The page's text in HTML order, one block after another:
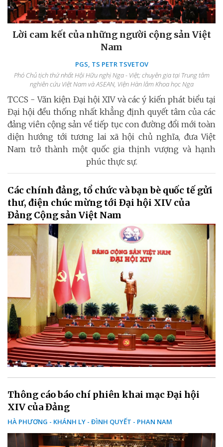
Lời cam kết của những người cộng sản Việt
Nam
PGS, TS PETR TSVETOV
Phó Chủ tịch thứ nhất Hội Hữu nghị Nga - Việt; chuyên gia tại Trung tâm
nghiên cứu Việt Nam và ASEAN, Viện Hàn lâm Khoa học Nga
TCCS - Văn kiện Đại hội XIV và các ý kiến phát biểu tại
Đại hội đều thống nhất khẳng định quyết tâm của các
đảng viên cộng sản về tiếp tục con đường đổi mới toàn
diện hướng tới tương lai xã hội chủ nghĩa, đưa Việt
Nam trở thành một quốc gia thịnh vượng và hạnh
phúc thực sự.
Các chính đảng, tổ chức và bạn bè quốc tế gửi
thư, điện chúc mừng tới Đại hội XIV của
Đảng Cộng sản Việt Nam
Thông cáo báo chí phiên khai mạc Đại hội
XIV của Đảng
HÀ PHƯƠNG - KHÁNH LY - ĐÌNH QUYẾT - PHAN NAM